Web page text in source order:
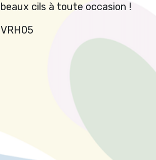
beaux cils à toute occasion !
VRH05